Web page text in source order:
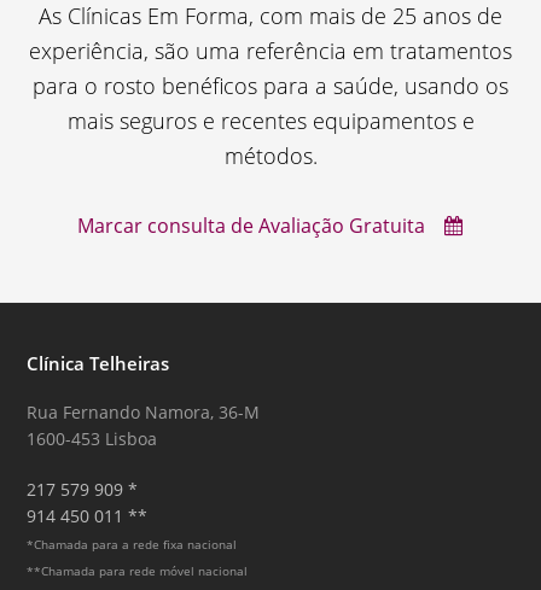
As Clínicas Em Forma, com mais de 25 anos de
experiência, são uma referência em tratamentos
para o rosto benéficos para a saúde, usando os
mais seguros e recentes equipamentos e
métodos.
Marcar consulta de Avaliação Gratuita
Clínica Telheiras
Rua Fernando Namora, 36-M
1600-453 Lisboa
217 579 909 *
914 450 011 **
*Chamada para a rede fixa nacional
**Chamada para rede móvel nacional